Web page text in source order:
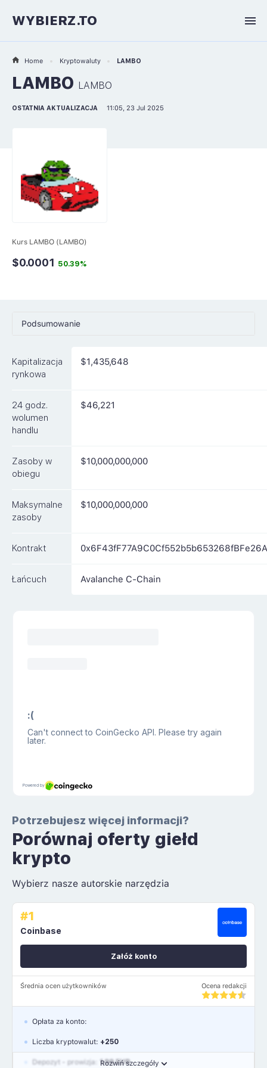
WYBIERZ.TO
Home Kryptowaluty LAMBO
LAMBO LAMBO
OSTATNIA AKTUALIZACJA 11:05, 23 Jul 2025
Kurs LAMBO (LAMBO)
$0.0001 50.39%
Podsumowanie
Rynki
FAQ
Kapitalizacja
rynkowa
$1,435,648
24 godz.
wolumen
handlu
$46,221
Zasoby w
obiegu
$10,000,000,000
Maksymalne
zasoby
$10,000,000,000
Kontrakt
Łańcuch Avalanche C-Chain
Potrzebujesz więcej informacji?
Porównaj oferty giełd
krypto
Wybierz nasze autorskie narzędzia
#1
Coinbase
Średnia ocen użytkowników Ocena redakcji
Załóż konto
Rozwiń szczegóły
Opłata za konto:
Liczba kryptowalut: +250
Depozyt - prowizja: 1.99 EUR